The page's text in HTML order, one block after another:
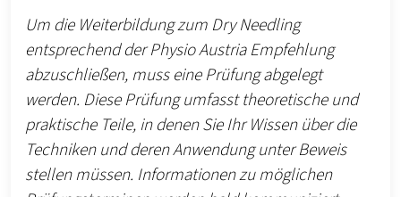
Um die Weiterbildung zum Dry Needling
entsprechend der Physio Austria Empfehlung
abzuschließen, muss eine Prüfung abgelegt
werden. Diese Prüfung umfasst theoretische und
praktische Teile, in denen Sie Ihr Wissen über die
Techniken und deren Anwendung unter Beweis
stellen müssen. Informationen zu möglichen